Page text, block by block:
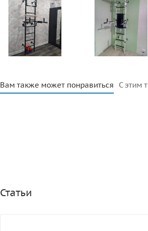
Вам также может понравиться С этим
Статьи